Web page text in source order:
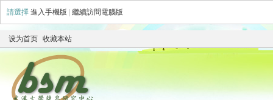
請選擇 進入手機版 繼續訪問電腦版
设为首页 收藏本站